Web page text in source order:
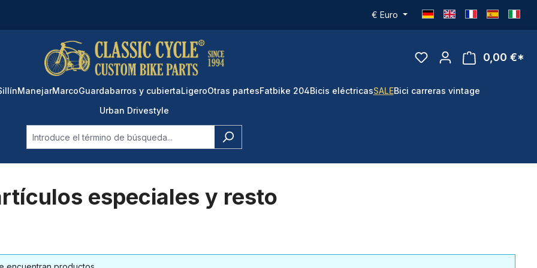
€ Euro
0,00 €*
ManejarMarcoGuardabarros y cubiertaLigeroOtras partesFatbike 204Bicis eléctricasSALEBici carreras vintage
Urban Drivestyle
especiales y resto